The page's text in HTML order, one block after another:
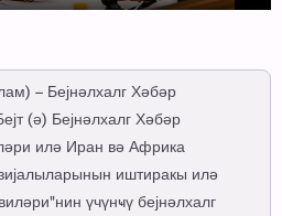
Mute Settings
PIP Enter
– Бејнәлхалг Хәбәр
(ә) Бејнәлхалг Хәбәр
илә Иран вә Африка
иштиракы илә
үчүнҹү бејнәлхалг